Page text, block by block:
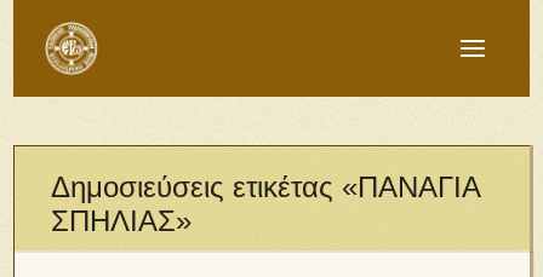
Δημοσιεύσεις ετικέτας «ΠΑΝΑΓΙΑ
ΣΠΗΛΙΑΣ»